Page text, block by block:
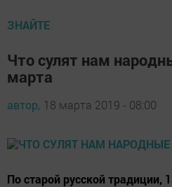
ЗНАЙТЕ
Что сулят нам
марта
автор, 18 марта 2019 - 08:00
По старой русской традиции,